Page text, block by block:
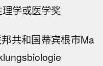
学或医学奖
共和国蒂宾根市Ma